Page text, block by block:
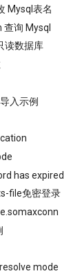
Mysql表名
查询 Mysql
读数据库
入示例
has expired
file免密登录
mode